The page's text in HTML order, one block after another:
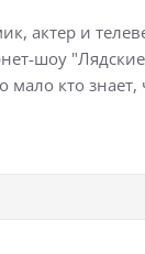
актер и
шоу
мало кто знает,